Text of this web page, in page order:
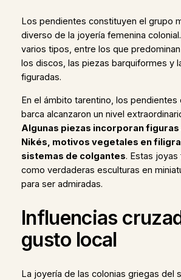
Los pendientes constituyen el grupo
diverso de la joyería femenina
varios tipos, entre los que
los discos, las piezas barquiformes y
figuradas.
En el ámbito tarentino, los pendientes
barca alcanzaron un nivel
Algunas piezas incorporan figuras
Nikés, motivos vegetales en
sistemas de colgantes. Estas joyas
como verdaderas esculturas en
para ser admiradas.
Influencias
gusto local
La joyería de las colonias griegas del